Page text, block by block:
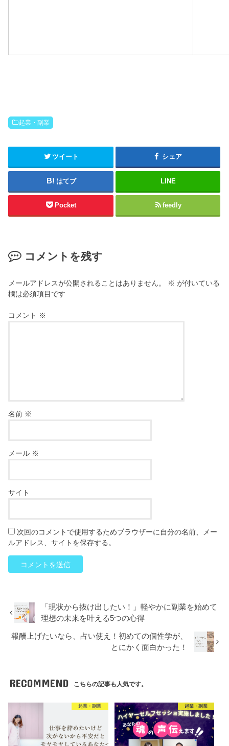
起業・副業
ツイート シェア
はてブ LINE
Pocket feedly
コメントを残す
メールアドレスが公開されることはありません。 ※ が付いている
欄は必須項目です
コメント ※
名前 ※
メール ※
サイト
次回のコメントで使用するためブラウザーに自分の名前、メー
ルアドレス、サイトを保存する。
「現状から抜け出したい！」軽やかに副業を始めて
理想の未来を叶える5つの心得
報酬上げたいなら、占い使え！初めての個性学が、
とにかく面白かった！
RECOMMEND こちらの記事も人気です。
起業・副業 起業・副業